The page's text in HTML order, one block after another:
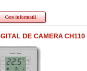
Cere informatii
DE CAMERA CH110